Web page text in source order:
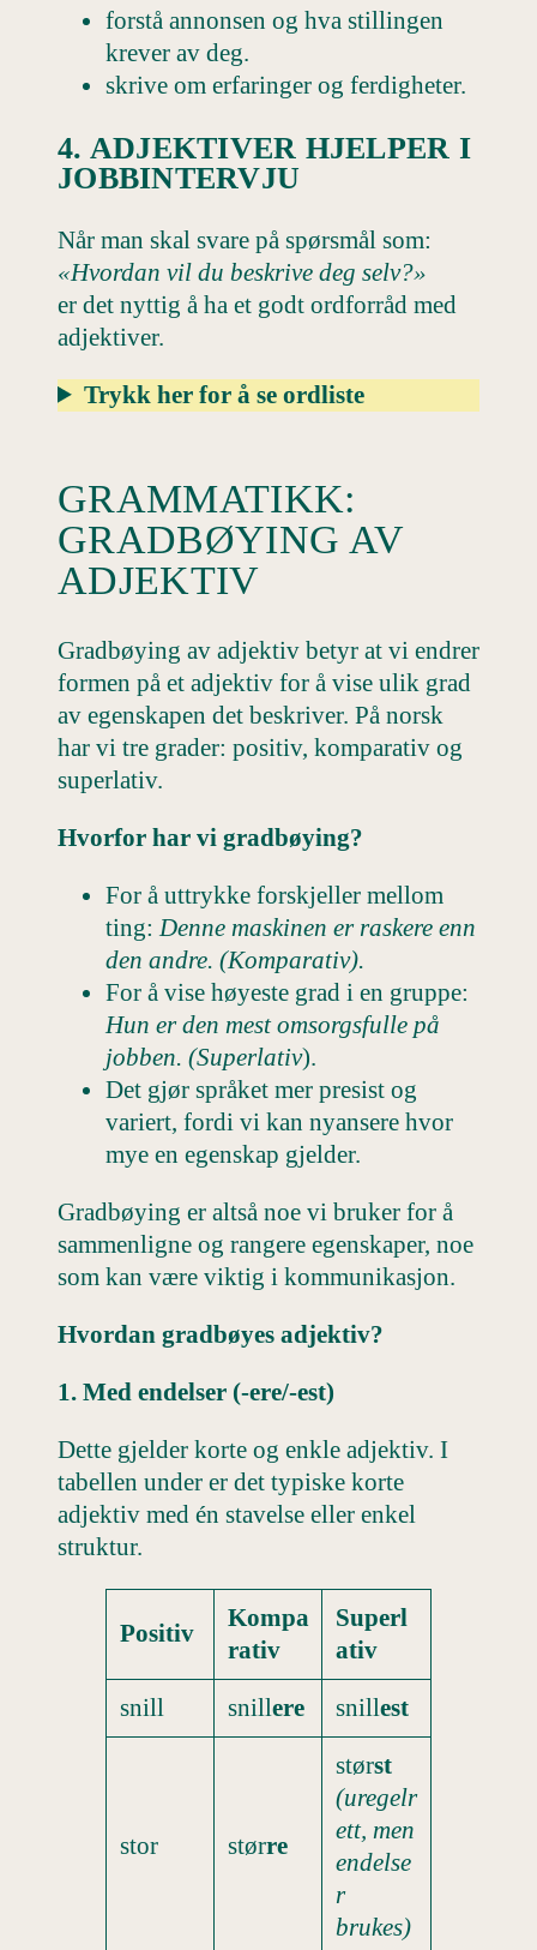
forstå annonsen og hva stillingen
krever av deg.
skrive om erfaringer og ferdigheter.
4. ADJEKTIVER HJELPER I
JOBBINTERVJU
Når man skal svare på spørsmål som:
«Hvordan vil du beskrive deg selv?»
er det nyttig å ha et godt ordforråd med
adjektiver.
Trykk her for å se ordliste
GRAMMATIKK:
GRADBØYING AV
ADJEKTIV
Gradbøying av adjektiv betyr at vi endrer
formen på et adjektiv for å vise ulik grad
av egenskapen det beskriver. På norsk
har vi tre grader: positiv, komparativ og
superlativ.
Hvorfor har vi gradbøying?
For å uttrykke forskjeller mellom
ting: Denne maskinen er raskere enn
den andre. (Komparativ).
For å vise høyeste grad i en gruppe:
Hun er den mest omsorgsfulle på
jobben. (Superlativ).
Det gjør språket mer presist og
variert, fordi vi kan nyansere hvor
mye en egenskap gjelder.
Gradbøying er altså noe vi bruker for å
sammenligne og rangere egenskaper, noe
som kan være viktig i kommunikasjon.
Hvordan gradbøyes adjektiv?
1. Med endelser (-ere/-est)
Dette gjelder korte og enkle adjektiv. I
tabellen under er det typiske korte
adjektiv med én stavelse eller enkel
struktur.
Positiv
Kompa
rativ
Superl
ativ
snill
snillere snillest
stor større
størst
(uregelr
ett, men
endelse
r
brukes)